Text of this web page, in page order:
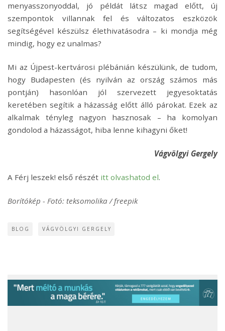
menyasszonyoddal, jó példát látsz magad előtt, új
szempontok villannak fel és változatos eszközök
segítségével készülsz élethivatásodra – ki mondja még
mindig, hogy ez unalmas?
Mi az Újpest-kertvárosi plébánián készülünk, de tudom,
hogy Budapesten (és nyilván az ország számos más
pontján) hasonlóan jól szervezett jegyesoktatás
keretében segítik a házasság előtt álló párokat. Ezek az
alkalmak tényleg nagyon hasznosak – ha komolyan
gondolod a házasságot, hiba lenne kihagyni őket!
Vágvölgyi Gergely
A Férj leszek! első részét itt olvashatod el.
Borítókép - Fotó: teksomolika / freepik
BLOG VÁGVÖLGYI GERGELY